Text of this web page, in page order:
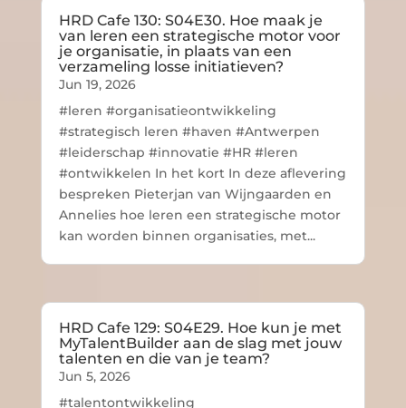
HRD Cafe 130: S04E30. Hoe maak je
van leren een strategische motor voor
je organisatie, in plaats van een
verzameling losse initiatieven?
Jun 19, 2026
#leren #organisatieontwikkeling
#strategisch leren #haven #Antwerpen
#leiderschap #innovatie #HR #leren
#ontwikkelen In het kort In deze aflevering
bespreken Pieterjan van Wijngaarden en
Annelies hoe leren een strategische motor
kan worden binnen organisaties, met...
HRD Cafe 129: S04E29. Hoe kun je met
MyTalentBuilder aan de slag met jouw
talenten en die van je team?
Jun 5, 2026
#talentontwikkeling